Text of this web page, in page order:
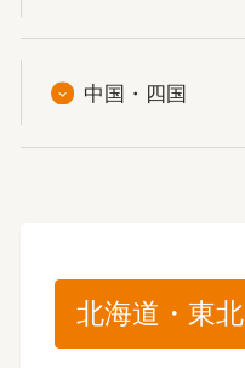
中国・四国
北海道・東北